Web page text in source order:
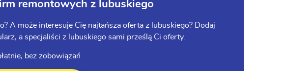
remontowych z lubuskiego
A może interesuje Cię najtańsza oferta z lubuskiego? Dodaj
a specjaliści z lubuskiego sami prześlą Ci oferty.
bez zobowiązań